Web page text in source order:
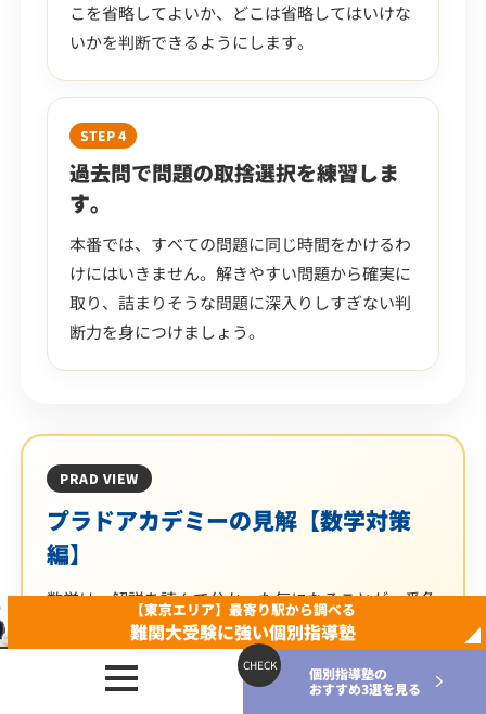
こを省略してよいか、どこは省略してはいけな
いかを判断できるようにします。
STEP 4
過去問で問題の取捨選択を練習しま
す。
本番では、すべての問題に同じ時間をかけるわ
けにはいきません。解きやすい問題から確実に
取り、詰まりそうな問題に深入りしすぎない判
断力を身につけましょう。
PRAD VIEW
プラドアカデミーの見解【数学対策
編】
数学は、解説を読んで分かった気になることが一番危
険です。慶應理工では、計算量が多い問題や処理の重
い問題も出るため、「理解している」だけでは点にな
りません。途中式の書き方、計算の進め方、別解の検
個別指導塾の
おすすめ3選を見る
【東京エリア】最寄り駅から調べる
難関大受験に強い個別指導塾